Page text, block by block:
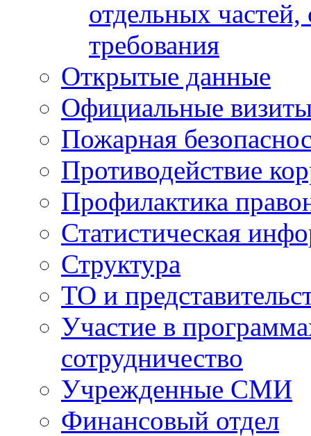
отдельных
требования
Открытые данные
Официальные
Пожарная
Противодействие
Профилактика
Статистическая
Структура
ТО и
Участие в
сотрудничество
Учрежденные СМИ
Финансовый отдел